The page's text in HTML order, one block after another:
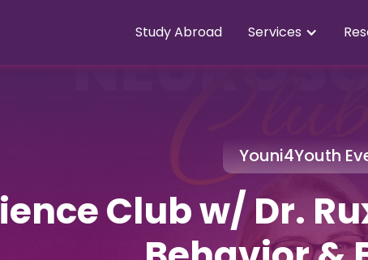
Study Abroad Services
Youni4Youth
Club w/ Dr.